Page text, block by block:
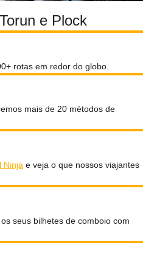
e Plock
rotas em redor do globo.
mais de 20 métodos de
Ninja e veja o que nossos viajantes
seus bilhetes de comboio com